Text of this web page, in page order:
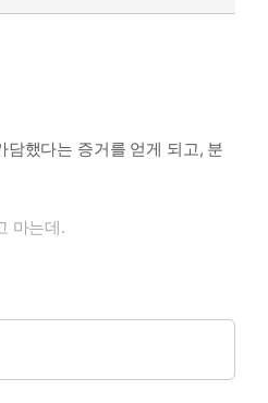
했다는 증거를 얻게 되고, 분
마는데.